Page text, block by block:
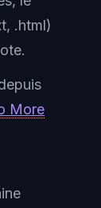
.html)
More